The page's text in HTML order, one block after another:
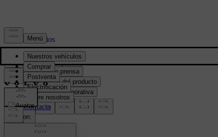
Prensa y Medios
Material de prensa
Información del producto
Información corporativa
Contacto de medios
location:
PY